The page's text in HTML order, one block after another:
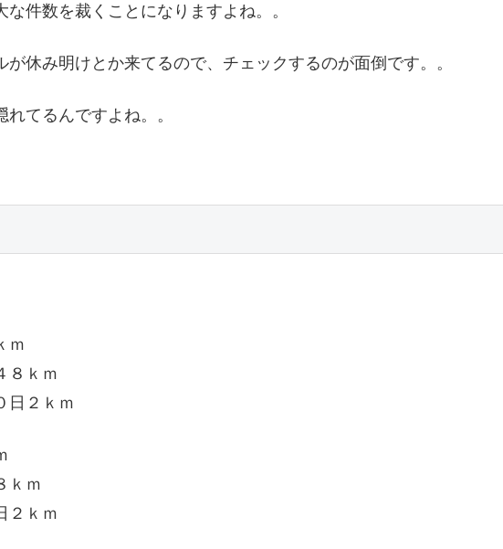
件数を裁くことになりますよね。。
休み明けとか来てるので、チェックするのが面倒です。。
てるんですよね。。
ｍ
８ｋｍ
日２ｋｍ
ｋｍ
２ｋｍ